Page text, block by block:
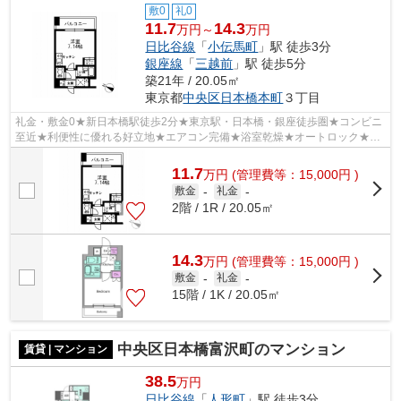
敷0 礼0
11.7万円～ 14.3万円
日比谷線 「小伝馬町 」駅 徒歩3分
銀座線 「三越前 」駅 徒歩5分
築21年 / 20.05㎡
東京都中央区日本橋本町３丁目
礼金・敷金0★新日本橋駅徒歩2分★東京駅・日本橋・銀座徒歩圏★コンビニ
至近★利便性に優れる好立地★エアコン完備★浴室乾燥★オートロック★宅
配BOX★
11.7万円 (管理費等：15,000円 )
敷金 - 礼金 -
2階 / 1R / 20.05㎡
14.3万円 (管理費等：15,000円 )
敷金 - 礼金 -
15階 / 1K / 20.05㎡
賃貸 | マンション 中央区日本橋富沢町のマンション
38.5万円